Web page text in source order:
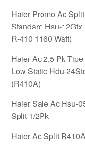
Haier Promo Ac
Standard Hsu-12Gtx
R-410 1160 Watt)
Haier Ac 2,5 Pk
Low Static Hdu-
(R410A)
Haier Sale Ac Hsu-
Split 1/2Pk
Haier Ac Split